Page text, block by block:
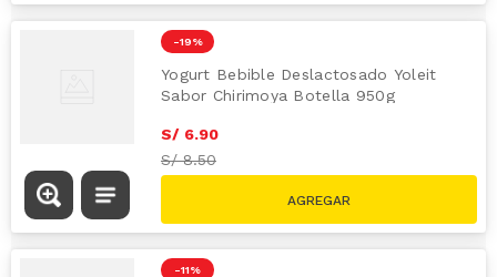
-19 %
Yogurt Bebible Deslactosado Yoleit
Sabor Chirimoya Botella 950g
S/ 6.90
S/8.50
-11 %